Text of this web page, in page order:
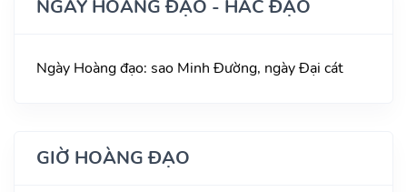
NGÀY HOÀNG ĐẠO - HẮC ĐẠO
Ngày Hoàng đạo: sao Minh Đường, ngày Đại cát
GIỜ HOÀNG ĐẠO